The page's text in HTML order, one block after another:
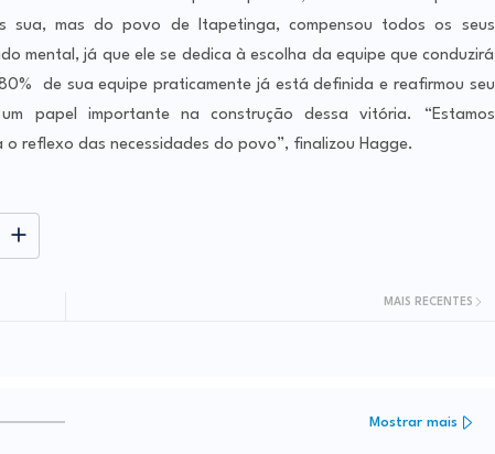
sua, mas do povo de Itapetinga, compensou todos os seus
mental, já que ele se dedica à escolha da equipe que conduzirá
de sua equipe praticamente já está definida e reafirmou seu
papel importante na construção dessa vitória. “Estamos
reflexo das necessidades do povo”, finalizou Hagge.
MAIS RECENTES
Mostrar mais